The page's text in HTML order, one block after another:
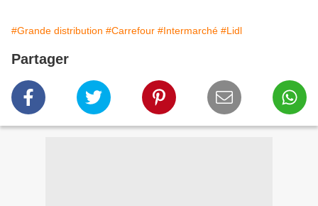
#Grande distribution #Carrefour #Intermarché #Lidl
Partager